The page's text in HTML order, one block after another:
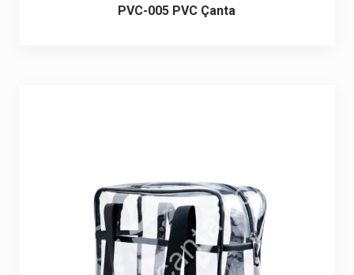
PVC-005 PVC Çanta